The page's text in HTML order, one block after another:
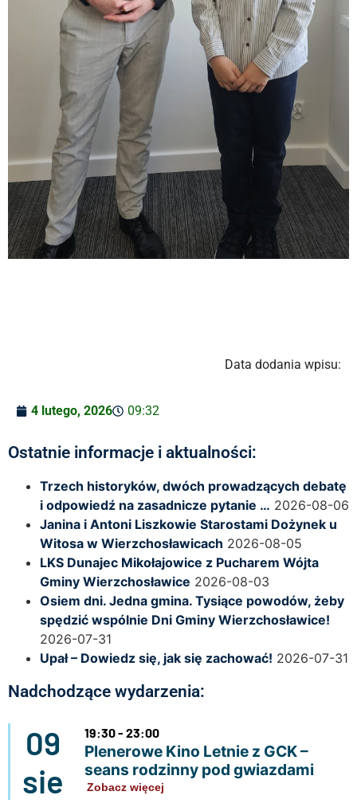
Data dodania wpisu:
4 lutego, 2026 09:32
Ostatnie informacje i aktualności:
Trzech historyków, dwóch prowadzących debatę
i odpowiedź na zasadnicze pytanie … 2026-08-06
Janina i Antoni Liszkowie Starostami Dożynek u
Witosa w Wierzchosławicach 2026-08-05
LKS Dunajec Mikołajowice z Pucharem Wójta
Gminy Wierzchosławice 2026-08-03
Osiem dni. Jedna gmina. Tysiące powodów, żeby
spędzić wspólnie Dni Gminy Wierzchosławice!
2026-07-31
Upał – Dowiedz się, jak się zachować! 2026-07-31
Nadchodzące wydarzenia:
09
sie
19:30 - 23:00
Plenerowe Kino Letnie z GCK –
seans rodzinny pod gwiazdami
Zobacz więcej